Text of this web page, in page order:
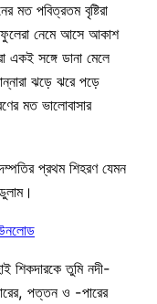
মত পবিত্রতম বৃষ্টিরা
নেমে আসে আকাশ
একই সঙ্গে ডানা মেলে
ঝড়ে ঝরে পড়ে
মত ভালোবাসার
প্রথম শিহরণ যেমন
শিকদারকে তুমি নদী-
পত্তন ও -পারের